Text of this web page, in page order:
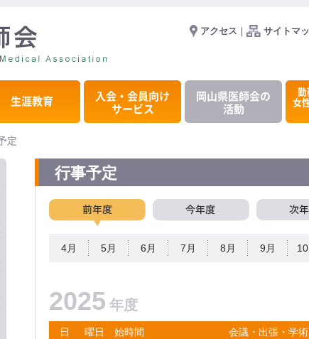
アクセス ｜ サイトマ
生涯教育
入会・会員向け
サービス
岡山県医師会の
活動
勤
女
定
行事予定
4月 5月 6月 7月 8月 9月
2025 年度
日 曜日 始時間 会議・出張・学